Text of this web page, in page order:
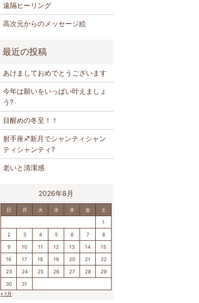
遠隔ヒーリング
高次元からのメッセージ絵
あけましておめでとうございます
今年は願いをいっぱい叶えましょ
う?
目醒めの冬至！！
射手座♐️新月でシャンティシャン
ティシャンティ?
老いと清潔感
2026年8月
日 月 火 水 木 金 土
1
2 3 4 5 6 7 8
9 10 11 12 13 14 15
16 17 18 19 20 21 22
23 24 25 26 27 28 29
30
31
« 1月